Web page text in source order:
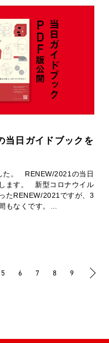
当日ガイドブックを
た。 RENEW/2021の当日
ます。 新型コロナウイル
たRENEW/2021ですが、3
もなくです。…
5 6 7 8 9